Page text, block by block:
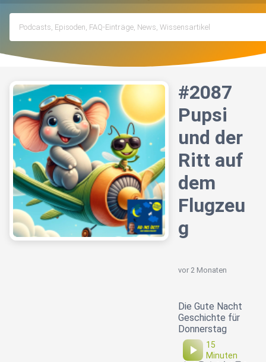
#2087
Pupsi
und der
Ritt auf
dem
Flugzeu
g
vor 2 Monaten
Die Gute Nacht
Geschichte für
Donnerstag
15
Minuten